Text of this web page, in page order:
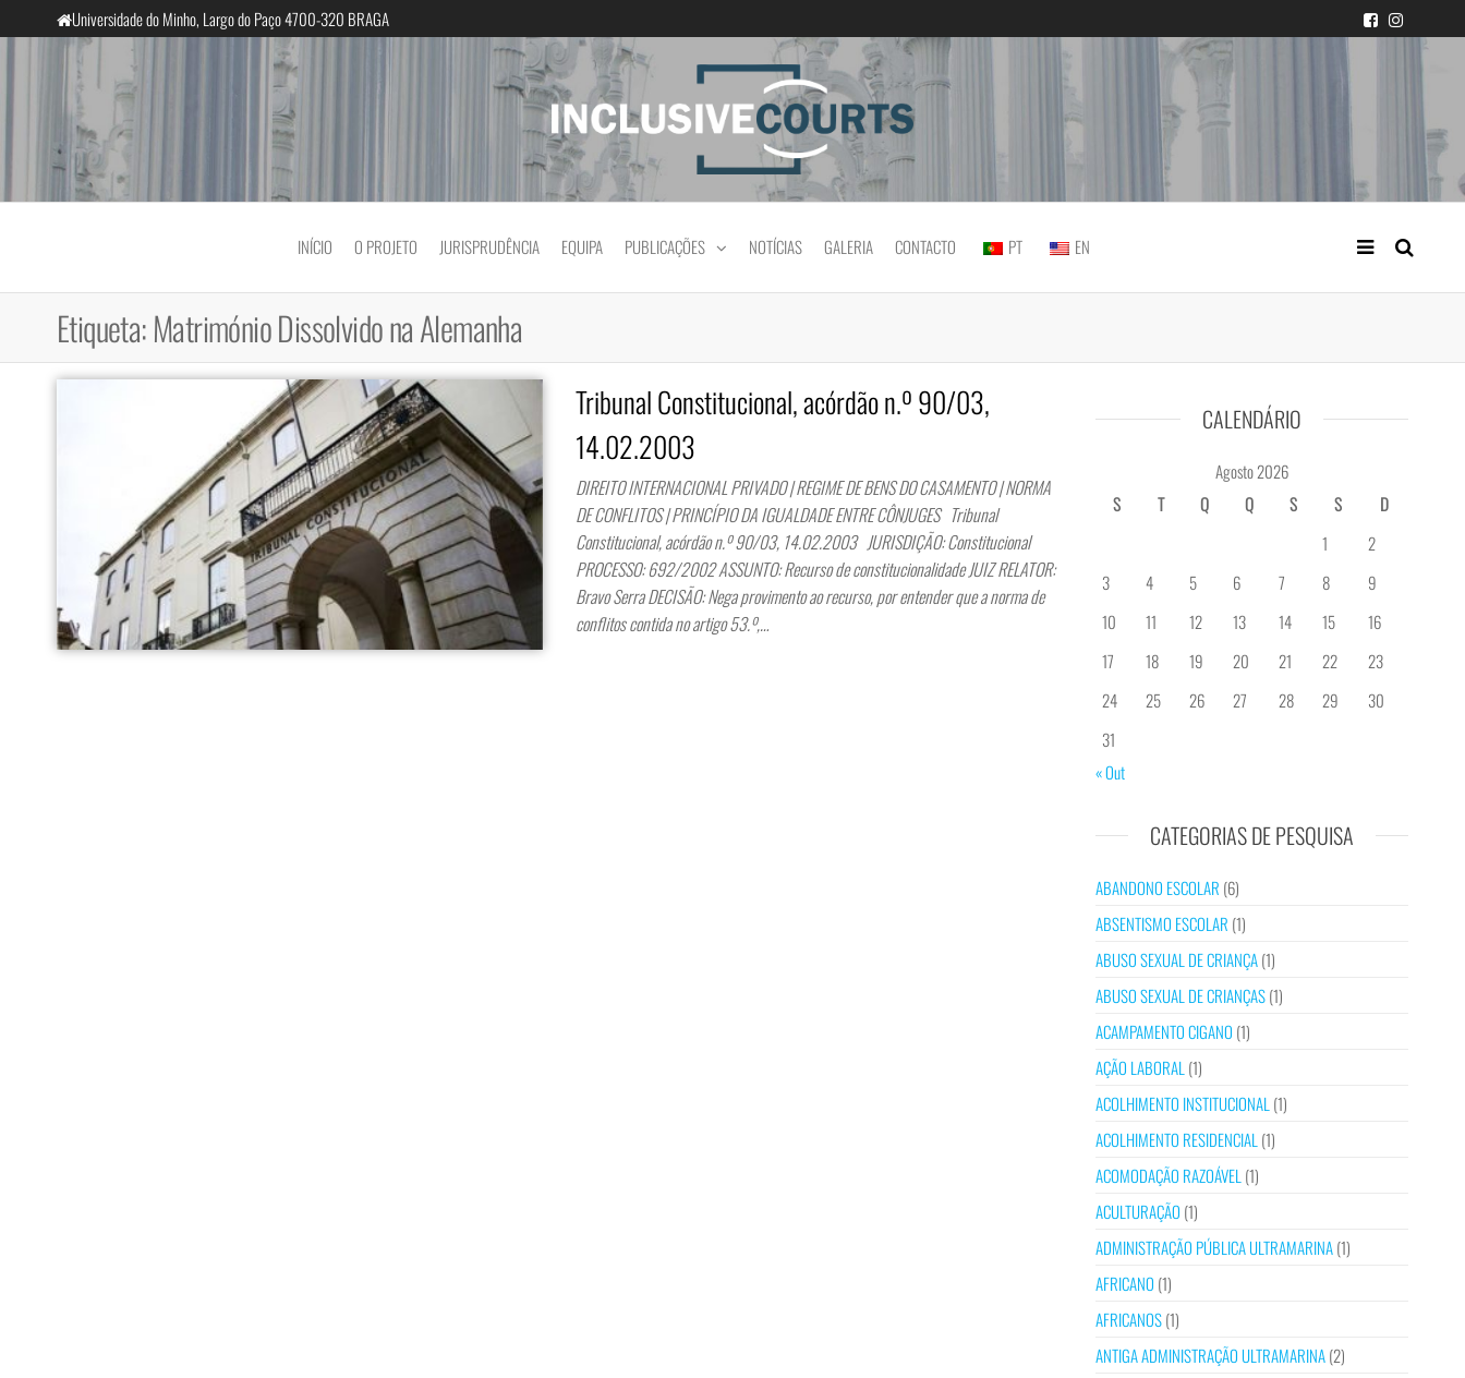
para
Universidade do Minho, Largo do Paço 4700-320 BRAGA
InclusiveCourts Igualdade e diferença cultural na prática judicial portuguesa
INÍCIO O PROJETO JURISPRUDÊNCIA EQUIPA PUBLICAÇÕES NOTÍCIAS GALERIA CONTACTO PT EN
Etiqueta:Matrimónio Dissolvido na Alemanha
Tribunal Constitucional, acórdão n.º 90/03,
14.02.2003
DIREITO INTERNACIONAL PRIVADO | REGIME DE BENS DO CASAMENTO | NORMA
DE CONFLITOS | PRINCÍPIO DA IGUALDADE ENTRE CÔNJUGES Tribunal
Constitucional, acórdão n.º 90/03, 14.02.2003 JURISDIÇÃO: Constitucional
PROCESSO: 692/2002 ASSUNTO: Recurso de constitucionalidade JUIZ RELATOR:
Bravo Serra DECISÃO: Nega provimento ao recurso, por entender que a norma de
conflitos contida no artigo 53.º,…
CALENDÁRIO
Agosto 2026
S
T Q Q S S
D
1
2
3
4 5 6 7 8
9
10
11 12 13 14 15
16
17
18 19 20 21 22
23
24
25 26 27 28 29
30
31
« Out
CATEGORIAS DE PESQUISA
ABANDONO ESCOLAR (6)
ABSENTISMO ESCOLAR (1)
ABUSO SEXUAL DE CRIANÇA(1)
ABUSO SEXUAL DE CRIANÇAS(1)
ACAMPAMENTO CIGANO (1)
AÇÃO LABORAL (1)
ACOLHIMENTO INSTITUCIONAL (1)
ACOLHIMENTO RESIDENCIAL (1)
ACOMODAÇÃO RAZOÁVEL (1)
ACULTURAÇÃO (1)
ADMINISTRAÇÃO PÚBLICA ULTRAMARINA(1)
AFRICANO (1)
AFRICANOS(1)
ANTIGA ADMINISTRAÇÃO ULTRAMARINA(2)